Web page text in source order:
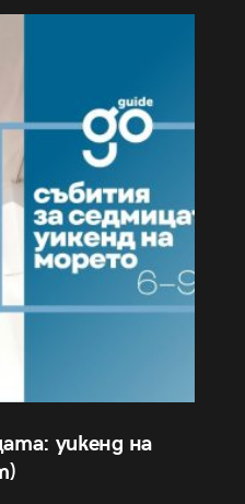
уикенд на